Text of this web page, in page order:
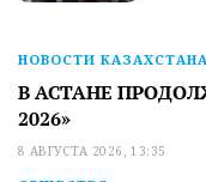
НОВОСТИ КАЗАХСТАНА
В АСТАНЕ
2026»
8 АВГУСТА 2026, 13:35